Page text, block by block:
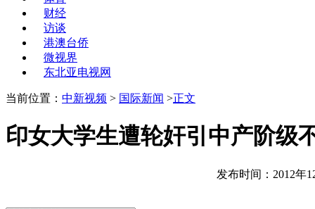
财经
访谈
港澳台侨
微视界
东北亚电视网
当前位置： 中新视频 > 国际新闻 >正文
印女大学生遭轮奸引中产阶级
发布时间：2012年